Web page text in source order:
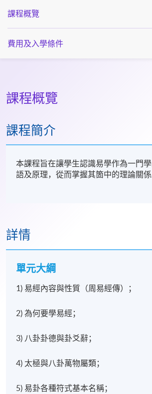
課程概覽
費用及入學條件
課程概覽
課程簡介
本課程旨在讓學生認識易學作為一門
語及原理，從而掌握其箇中的理論關係
詳情
單元大綱
1) 易經內容與性質（周易經傳）；
2) 為何要學易經；
3) 八卦卦德與卦爻辭；
4) 太極與八卦萬物屬類；
5) 易卦各種符式基本名稱；